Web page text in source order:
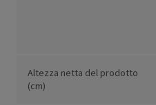
Altezza netta del prodotto
(cm)